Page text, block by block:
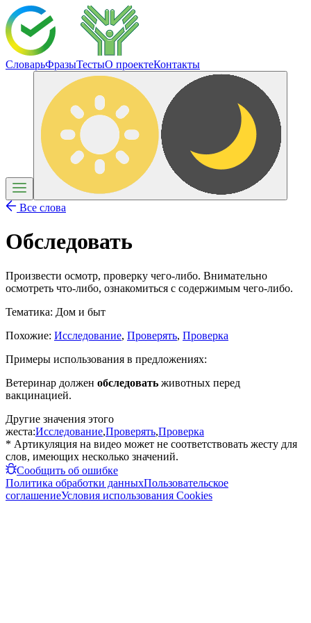
СловарьФразыТестыО проектеКонтакты
Все слова
Обследовать
Произвести осмотр, проверку чего-либо. Внимательно
осмотреть что-либо, ознакомиться с содержимым чего-либо.
Тематика: Дом и быт
Похожие: Исследование, Проверять, Проверка
Примеры использования в предложениях:
Ветеринар должен обследовать животных перед
вакцинацией.
Другие значения этого
жеста:Исследование,Проверять,Проверка
* Артикуляция на видео может не соответствовать жесту для
слов, имеющих несколько значений.
Сообщить об ошибке
Политика обработки данныхПользовательское
соглашениеУсловия использования Cookies